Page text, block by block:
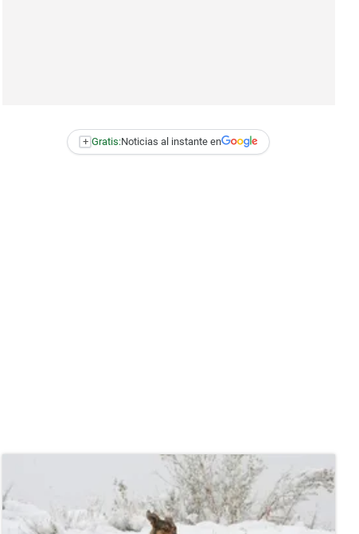
+ Gratis:Noticias al instante en